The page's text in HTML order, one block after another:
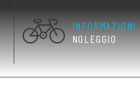
INFORMAZIONI
NOLEGGIO